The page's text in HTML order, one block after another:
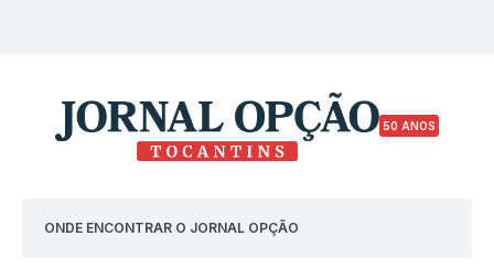
50 ANOS
ONDE ENCONTRAR O JORNAL OPÇÃO